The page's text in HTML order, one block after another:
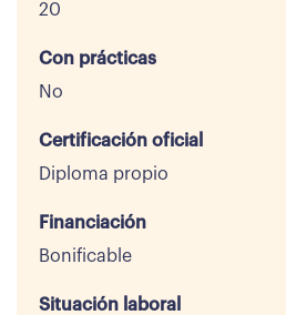
20
Con prácticas
No
Certificación oficial
Diploma propio
Financiación
Bonificable
Situación laboral